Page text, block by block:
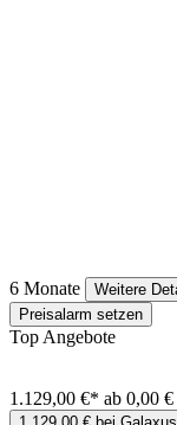
6 Monate
Weitere
Preisalarm setzen
Top Angebote
1.129,00 €* ab 0,00 €